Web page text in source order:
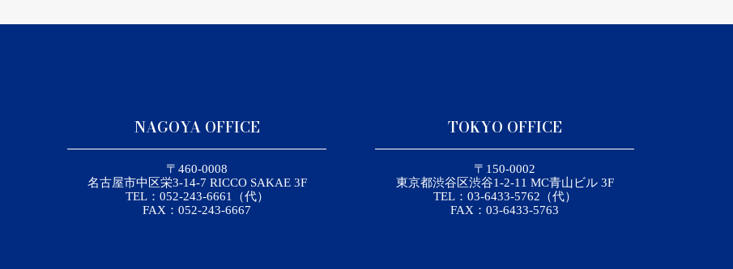
NAGOYA OFFICE
〒460-0008
名古屋市中区栄3-14-7 RICCO SAKAE 3F
TEL：052-243-6661（代）
FAX：052-243-6667
TOKYO OFFICE
〒150-0002
東京都渋谷区渋谷1-2-11 MC青山ビル 3F
TEL：03-6433-5762（代）
FAX：03-6433-5763